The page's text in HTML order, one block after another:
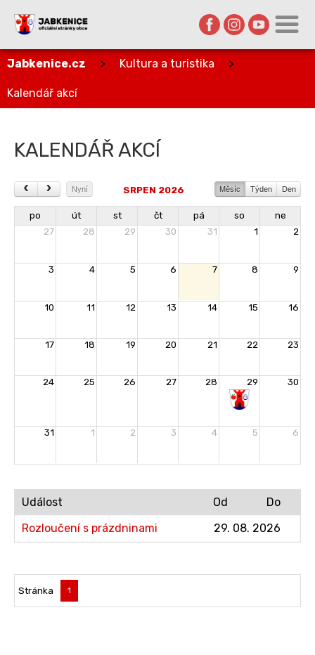
Jabkenice.cz > Kultura a turistika >
Kalendář akcí
KALENDÁŘ AKCÍ
Nyní Měsíc Týden Den
SRPEN 2026
po út st čt pá so
ne
27
28 29 30 31 1 2
3 4 5 6 7 8 9
10 11 12 13 14 15 16
17 18 19 20 21 22 23
24 25 26 27 28 29
30
Rozloučení
prázdninami
31 1 2 3 4 5 6
Událost Od
Do
Rozloučení s prázdninami
29. 08. 2026
Stránka 1